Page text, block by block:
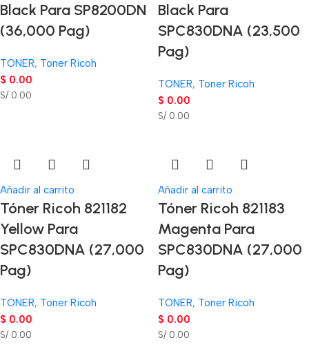
Black Para SP8200DN
(36,000 Pag)
TONER, Toner Ricoh
$ 0.00
S/ 0.00
Black Para
SPC830DNA (23,500
Pag)
TONER, Toner Ricoh
$ 0.00
S/ 0.00
Añadir al carrito
Tóner Ricoh 821182
Yellow Para
SPC830DNA (27,000
Pag)
TONER, Toner Ricoh
$ 0.00
S/ 0.00
Añadir al carrito
Tóner Ricoh 821183
Magenta Para
SPC830DNA (27,000
Pag)
TONER, Toner Ricoh
$ 0.00
S/ 0.00